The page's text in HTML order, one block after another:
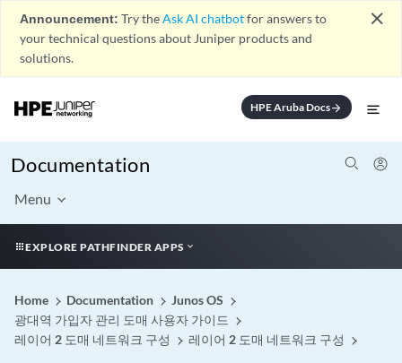
Announcement: Try theAsk AI chatbotfor answers to
your technical questions about Juniper products and
solutions.
close
HPE Aruba Docsarrow_forward
Documentation
Menu
EXPLORE PATHFINDER APPS
Home Documentation
Junos OS
광대역 가입자 관리 도매 사용자 가이드
레이어 2 도매 네트워크 구성
레이어 2 도매 네트워크 구성